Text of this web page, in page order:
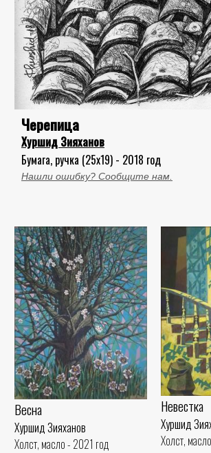
Черепица
Хуршид Зияханов
Бумага, ручка (25x19) - 2018 год
Нашли ошибку? Сообщите нам.
Весна
Хуршид Зияханов
Холст, масло - 2021 год
Невестка
Хуршид
Холст,